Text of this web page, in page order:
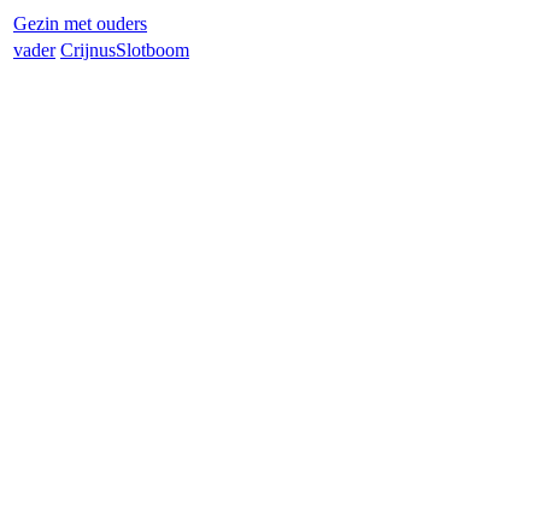
Gezin met ouders
vader CrijnusSlotboom